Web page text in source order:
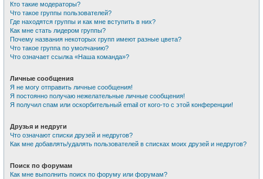
Кто такие модераторы?
Что такое группы пользователей?
Где находятся группы и как мне вступить в них?
Как мне стать лидером группы?
Почему названия некоторых групп имеют разные цвета?
Что такое группа по умолчанию?
Что означает ссылка «Наша команда»?
Личные сообщения
Я не могу отправить личные сообщения!
Я постоянно получаю нежелательные личные сообщения!
Я получил спам или оскорбительный email от кого-то с этой конференции!
Друзья и недруги
Что означают списки друзей и недругов?
Как мне добавлять/удалять пользователей в списках моих друзей и недругов?
Поиск по форумам
Как мне выполнить поиск по форуму или форумам?